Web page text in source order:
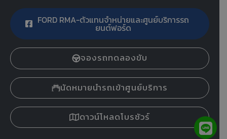
FORD RMA-ตัวแทนจำหน่ายและศูนย์บริการรถ
ยนต์ฟอร์ด
จองรถทดลองขับ
นัดหมายนำรถเข้าศูนย์บริการ
ดาวน์โหลดโบรชัวร์